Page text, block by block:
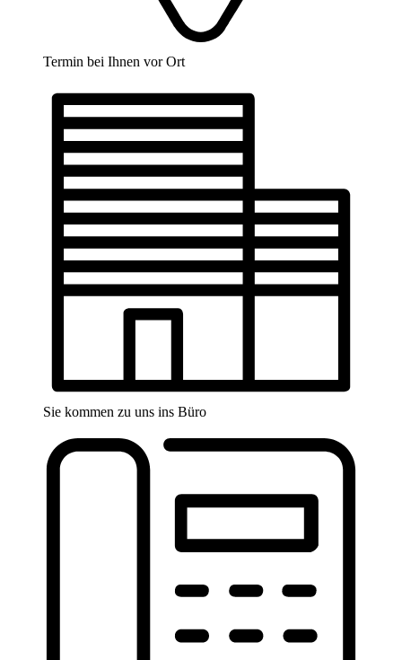
Termin bei Ihnen vor Ort
Sie kommen zu uns ins Büro